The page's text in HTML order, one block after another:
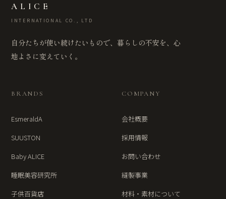
ALICE
INTERNATIONAL CO., LTD
自分たちが使い続けたいもので、暮らしの不安を、心
地よさに変えていく。
BRANDS
EsmeraldA
SUUSTON
Baby ALICE
睡眠美容研究所
子供百貨店
COMPANY
会社概要
採用情報
お問い合わせ
縫製事業
材料・素材について